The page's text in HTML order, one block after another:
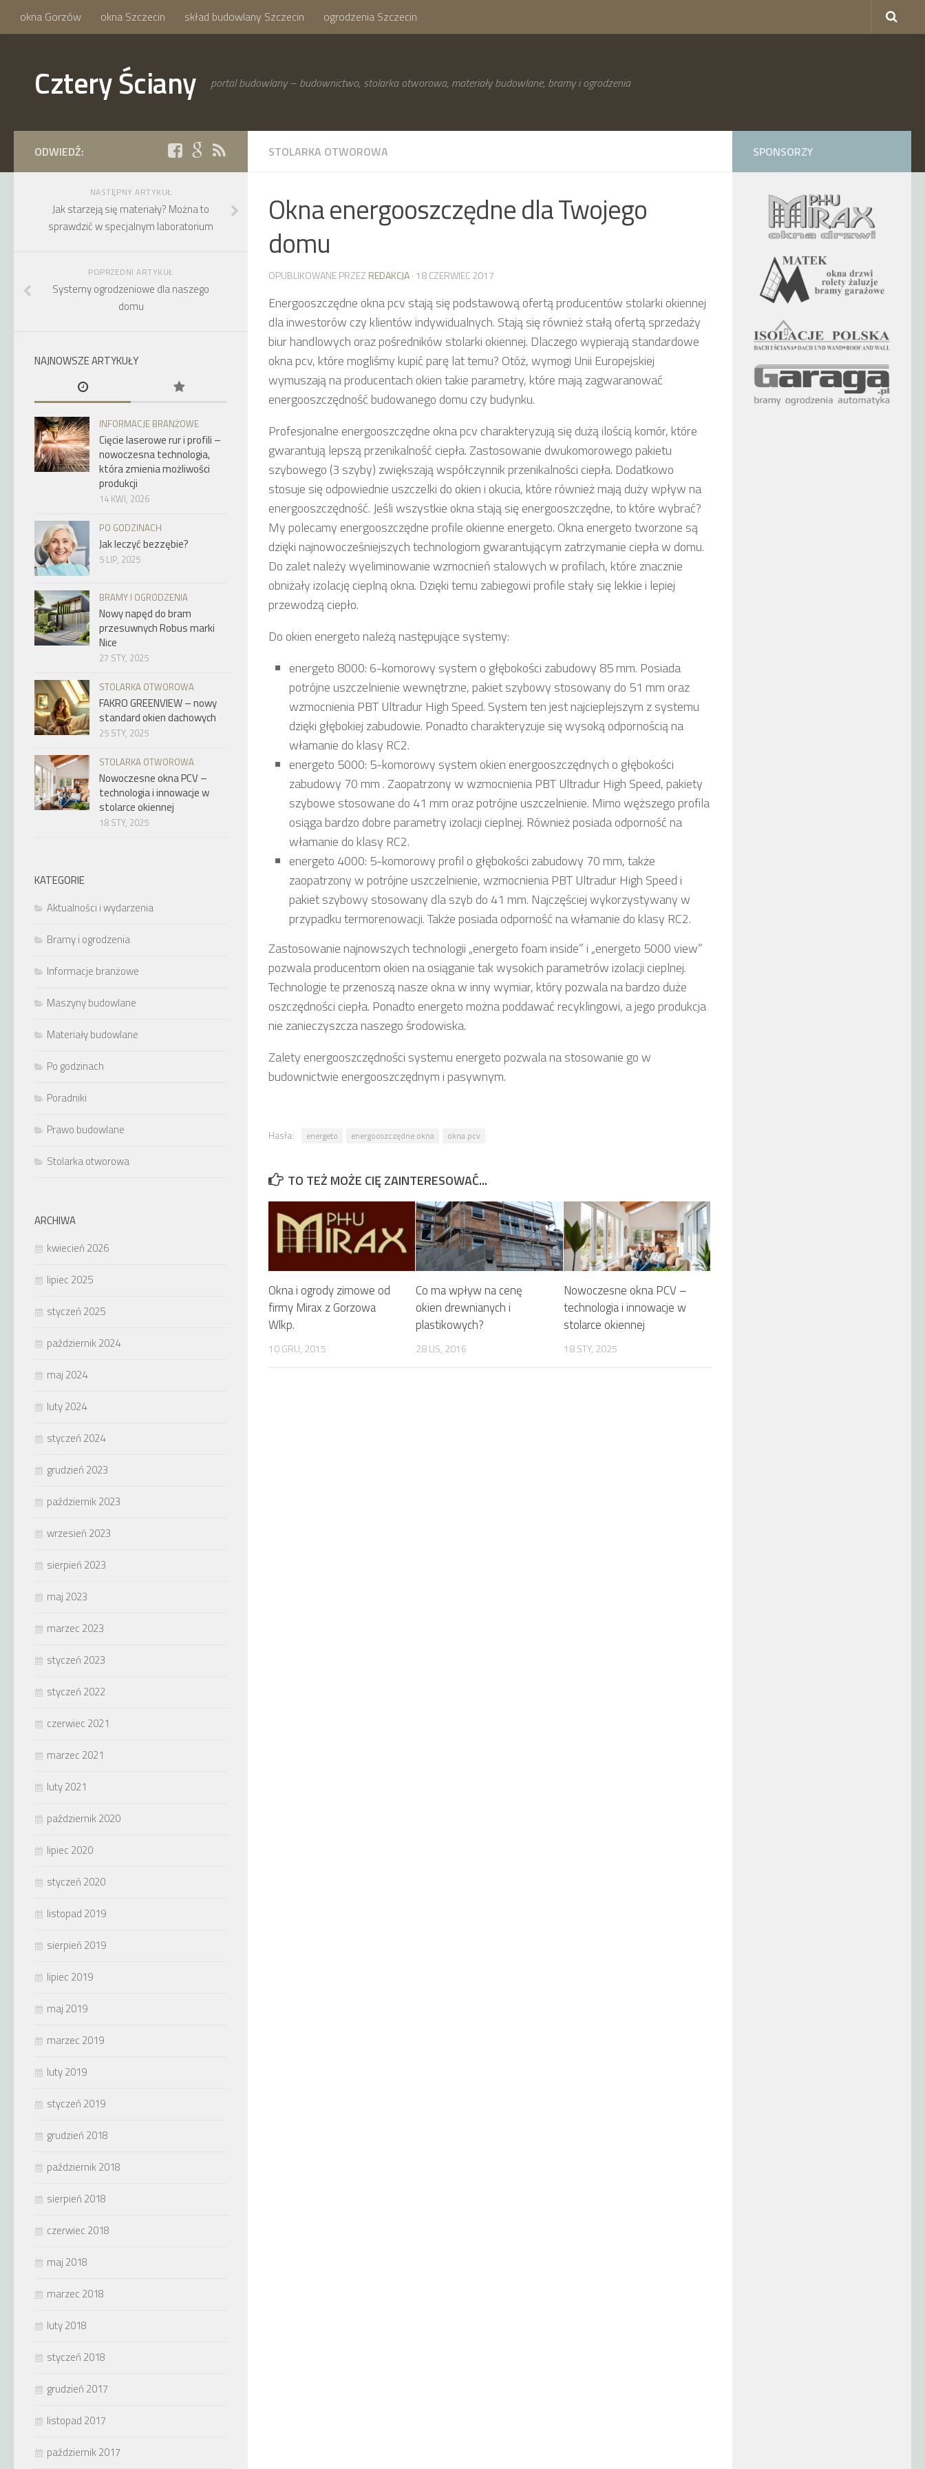
okna Gorzów okna Szczecin skład budowlany Szczecin ogrodzenia Szczecin
Cztery Ściany portal budowlany – budownictwo, stolarka otworowa, materiały budowlane, bramy i ogrodzenia
STOLARKA OTWOROWA
Okna energooszczędne dla Twojego
domu
OPUBLIKOWANE PRZEZ REDAKCJA· 18 CZERWIEC 2017
Energooszczędne okna pcv stają się podstawową ofertą producentów stolarki okiennej
dla inwestorów czy klientów indywidualnych. Stają się również stałą ofertą sprzedaży
biur handlowych oraz pośredników stolarki okiennej. Dlaczego wypierają standardowe
okna pcv, które mogliśmy kupić parę lat temu? Otóż, wymogi Unii Europejskiej
wymuszają na producentach okien takie parametry, które mają zagwaranować
energooszczędność budowanego domu czy budynku.
Profesjonalne energooszczędne okna pcv charakteryzują się dużą ilością komór, które
gwarantują lepszą przenikalność ciepła. Zastosowanie dwukomorowego pakietu
szybowego (3 szyby) zwiększają współczynnik przenikalności ciepła. Dodatkowo
stosuje się odpowiednie uszczelki do okien i okucia, które również mają duży wpływ na
energooszczędność. Jeśli wszystkie okna stają się energooszczędne, to które wybrać?
My polecamy energooszczędne profile okienne energeto. Okna energeto tworzone są
dzięki najnowocześniejszych technologiom gwarantującym zatrzymanie ciepła w domu.
Do zalet należy wyeliminowanie wzmocnień stalowych w profilach, które znacznie
obniżały izolację cieplną okna. Dzięki temu zabiegowi profile stały się lekkie i lepiej
przewodzą ciepło.
Do okien energeto należą następujące systemy:
energeto 8000: 6-komorowy system o głębokości zabudowy 85 mm. Posiada
potrójne uszczelnienie wewnętrzne, pakiet szybowy stosowany do 51 mm oraz
wzmocnienia PBT Ultradur High Speed. System ten jest najcieplejszym z systemu
dzięki głębokiej zabudowie. Ponadto charakteryzuje się wysoką odpornością na
włamanie do klasy RC2.
energeto 5000: 5-komorowy system okien energooszczędnych o głębokości
zabudowy 70 mm . Zaopatrzony w wzmocnienia PBT Ultradur High Speed, pakiety
szybowe stosowane do 41 mm oraz potrójne uszczelnienie. Mimo węższego profila
osiąga bardzo dobre parametry izolacji cieplnej. Również posiada odporność na
włamanie do klasy RC2.
energeto 4000: 5-komorowy profil o głębokości zabudowy 70 mm, także
zaopatrzony w potrójne uszczelnienie, wzmocnienia PBT Ultradur High Speed i
pakiet szybowy stosowany dla szyb do 41 mm. Najczęściej wykorzystywany w
przypadku termorenowacji. Także posiada odporność na włamanie do klasy RC2.
Zastosowanie najnowszych technologii „energeto foam inside” i „energeto 5000 view”
pozwala producentom okien na osiąganie tak wysokich parametrów izolacji cieplnej.
Technologie te przenoszą nasze okna w inny wymiar, który pozwala na bardzo duże
oszczędności ciepła. Ponadto energeto można poddawać recyklingowi, a jego produkcja
nie zanieczyszcza naszego środowiska.
Zalety energooszczędności systemu energeto pozwala na stosowanie go w
budownictwie energooszczędnym i pasywnym.
Hasła: energeto energooszczędne okna okna pcv
TO TEŻ MOŻE CIĘ ZAINTERESOWAĆ...
Okna i ogrody zimowe od
firmy Mirax z Gorzowa
Wlkp.
10 GRU, 2015
Co ma wpływ na cenę
okien drewnianych i
plastikowych?
28 LIS, 2016
Nowoczesne okna PCV –
technologia i innowacje w
stolarce okiennej
18 STY, 2025
ODWIEDŹ:
NASTĘPNY ARTYKUŁ
Jak starzeją się materiały? Można to
sprawdzić w specjalnym laboratorium
POPRZEDNI ARTYKUŁ
Systemy ogrodzeniowe dla naszego
domu
NAJNOWSZE ARTYKUŁY
INFORMACJE BRANŻOWE
Cięcie laserowe rur i profili –
nowoczesna technologia,
która zmienia możliwości
produkcji
14 KWI, 2026
PO GODZINACH
Jak leczyć bezzębie?
5 LIP, 2025
BRAMY I OGRODZENIA
Nowy napęd do bram
przesuwnych Robus marki
Nice
27 STY, 2025
STOLARKA OTWOROWA
FAKRO GREENVIEW – nowy
standard okien dachowych
25 STY, 2025
STOLARKA OTWOROWA
Nowoczesne okna PCV –
technologia i innowacje w
stolarce okiennej
18 STY, 2025
KATEGORIE
Aktualności i wydarzenia
Bramy i ogrodzenia
Informacje branżowe
Maszyny budowlane
Materiały budowlane
Po godzinach
Poradniki
Prawo budowlane
Stolarka otworowa
ARCHIWA
kwiecień 2026
lipiec 2025
styczeń 2025
październik 2024
maj 2024
luty 2024
styczeń 2024
grudzień 2023
październik 2023
wrzesień 2023
sierpień 2023
maj 2023
marzec 2023
styczeń 2023
styczeń 2022
czerwiec 2021
marzec 2021
luty 2021
październik 2020
lipiec 2020
styczeń 2020
listopad 2019
sierpień 2019
lipiec 2019
maj 2019
marzec 2019
luty 2019
styczeń 2019
grudzień 2018
październik 2018
sierpień 2018
czerwiec 2018
maj 2018
marzec 2018
luty 2018
styczeń 2018
grudzień 2017
listopad 2017
październik 2017
SPONSORZY